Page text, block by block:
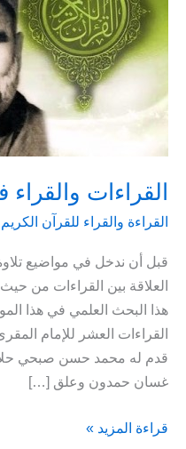
القراءات
القراءة والقراء للقرآن الكريم
قبل أن ندخل في مواضيع تلاوة
العلاقة بين القراءات من
هذا البحث العلمي في هذا
القراءات العشر للإمام
قدم له محمد حسن صبحي
غسان حمدون وعلق […]
القراءات
قراءة المزيد »